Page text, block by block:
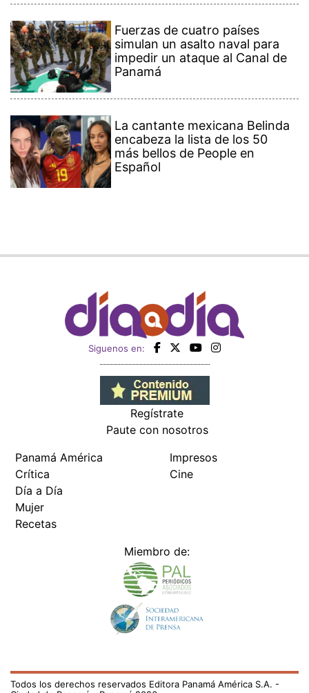
Fuerzas de cuatro países
simulan un asalto naval para
impedir un ataque al Canal de
Panamá
La cantante mexicana Belinda
encabeza la lista de los 50
más bellos de People en
Español
Siguenos en:
Regístrate
Paute con nosotros
Panamá América
Crítica
Día a Día
Mujer
Recetas
Impresos
Cine
Miembro de:
Todos los derechos reservados Editora Panamá América S.A. -